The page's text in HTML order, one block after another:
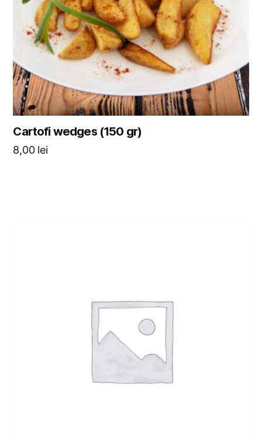
Cartofi wedges (150 gr)
8,00 lei